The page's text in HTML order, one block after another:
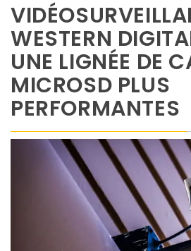
WESTERN
UNE LIGNÉE DE
MICROSD PLUS
PERFORMANTES